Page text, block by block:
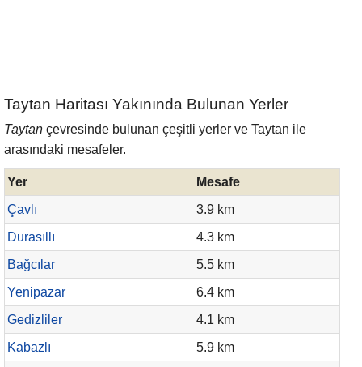
Taytan Haritası Yakınında Bulunan Yerler
Taytan çevresinde bulunan çeşitli yerler ve Taytan ile
arasındaki mesafeler.
Yer
Mesafe
Çavlı
3.9 km
Durasıllı
4.3 km
Bağcılar
5.5 km
Yenipazar
6.4 km
Gedizliler
4.1 km
Kabazlı
5.9 km